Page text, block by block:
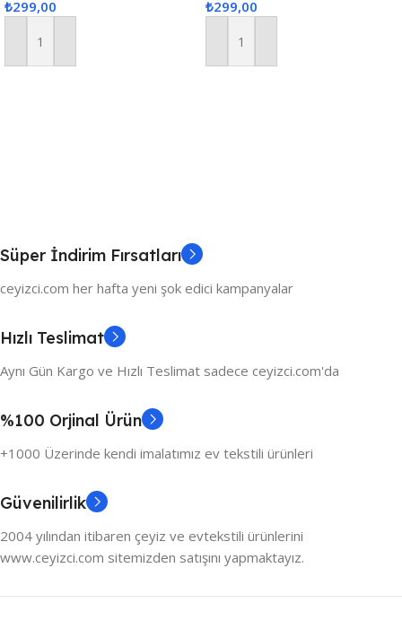
₺299,00
Sepete Ekle
Masa Örtüsü Seti, Servis
₺299,00
Sepete Ekle
Süper İndirim Fırsatları
ceyizci.com her hafta yeni şok edici kampanyalar
Hızlı Teslimat
Aynı Gün Kargo ve Hızlı Teslimat sadece ceyizci.com'da
%100 Orjinal Ürün
+1000 Üzerinde kendi imalatımız ev tekstili ürünleri
Güvenilirlik
2004 yılından itibaren çeyiz ve evtekstili ürünlerini
www.ceyizci.com sitemizden satışını yapmaktayız.